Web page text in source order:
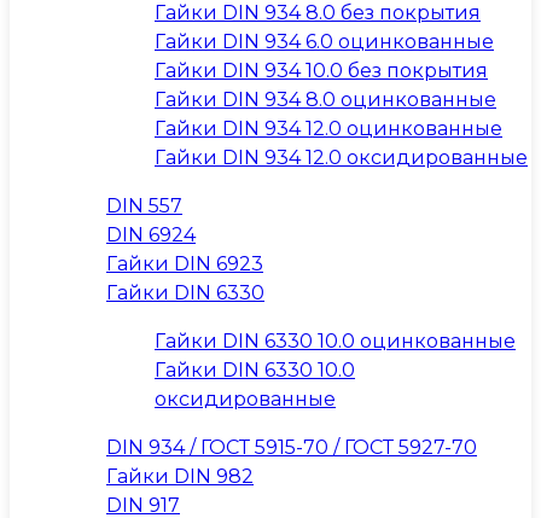
Гайки DIN 934 8.0 без покрытия
Гайки DIN 934 6.0 оцинкованные
Гайки DIN 934 10.0 без покрытия
Гайки DIN 934 8.0 оцинкованные
Гайки DIN 934 12.0 оцинкованные
Гайки DIN 934 12.0 оксидированные
DIN 557
DIN 6924
Гайки DIN 6923
Гайки DIN 6330
Гайки DIN 6330 10.0 оцинкованные
Гайки DIN 6330 10.0
оксидированные
DIN 934 / ГОСТ 5915-70 / ГОСТ 5927-70
Гайки DIN 982
DIN 917